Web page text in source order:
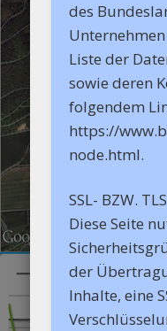
des
Liste der
sowie deren
folgendem
https://
node.html.
SSL- BZW.
Diese Seite
der
Inhalte, eine